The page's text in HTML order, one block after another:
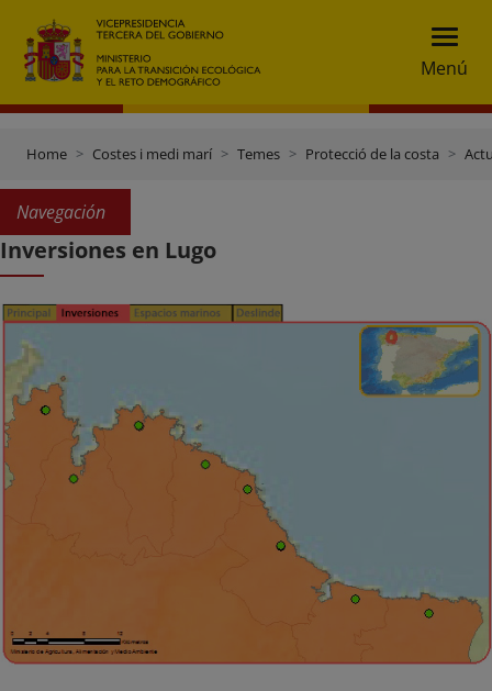
Menú
Home Costes i medi marí Temes Protecció de la costa
Navegación
Inversiones en Lugo